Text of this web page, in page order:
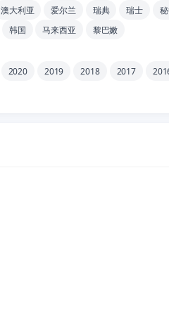
澳大利亚 爱尔兰 瑞典 瑞士
韩国 马来西亚 黎巴嫩
2020 2019 2018 2017